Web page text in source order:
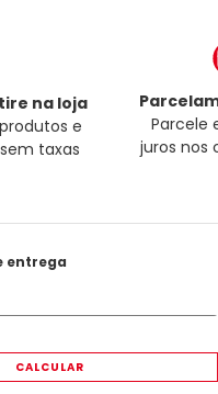
na loja
e
taxas
Parcele
juros nos